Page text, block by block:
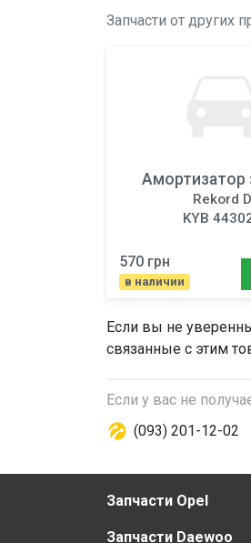
Запчасти от других
Амортизатор
Rekord D
KYB
570 грн
в наличии
Если вы не
связанные с этим
Если у вас не
(093) 201-12-02
Запчасти Opel
Запчасти Daewoo